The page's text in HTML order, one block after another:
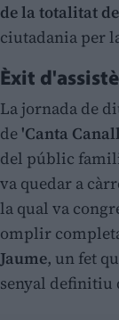
de la totalitat
ciutadania per
Èxit
La jornada de
de 'Canta
del públic
va quedar a
la qual va
omplir
Jaume, un fet
senyal definitiu